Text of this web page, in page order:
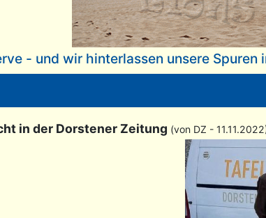
- und wir hinterlassen unsere Spuren
in der Dorstener Zeitung (von DZ -